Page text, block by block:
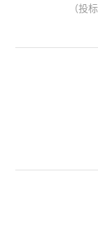
（投
险、政府公共安
人责任险、首台
险产品；（六）